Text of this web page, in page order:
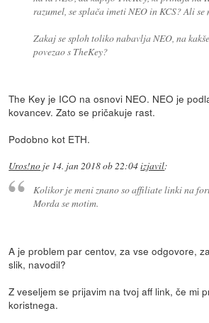
razumel, se splača imeti NEO in KCS? Ali se
Zakaj se sploh toliko nabavlja NEO, na
povezao s TheKey?
The Key je ICO na osnovi NEO. NEO je
kovancev. Zato se pričakuje rast.
Podobno kot ETH.
Uros!no je 14. jan 2018 ob 22:04izjavil:
Kolikor je meni znano so affiliate linki na
Morda se motim.
A je problem par centov, za vse odgovore,
slik, navodil?
Z veseljem se prijavim na tvoj aff link, če mi
koristnega.